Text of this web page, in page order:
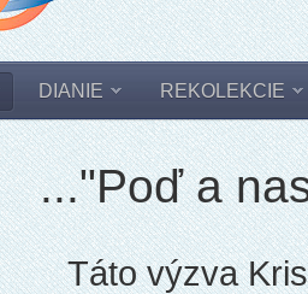
DIANIE REKOLEKCIE
..."Poď a
Táto výzva